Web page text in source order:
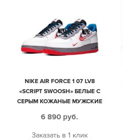
NIKE AIR FORCE 1 07 LV8
«SCRIPT SWOOSH» БЕЛЫЕ С
СЕРЫМ КОЖАНЫЕ МУЖСКИЕ
6 890 руб.
Заказать в 1 клик